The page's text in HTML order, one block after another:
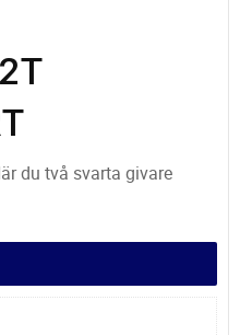
du två svarta givare